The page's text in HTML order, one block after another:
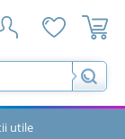
utile